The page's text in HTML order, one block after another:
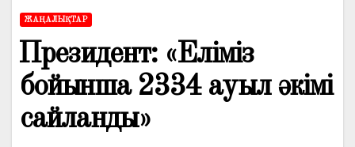
ЖАҢАЛЫҚТАР
️Президент: «Еліміз
бойынша 2334 ауыл әкімі
сайланды»